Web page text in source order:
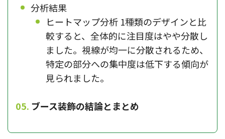
分析結果
ヒートマップ分析 1種類のデザインと比
較すると、全体的に注目度はやや分散し
ました。視線が均一に分散されるため、
特定の部分への集中度は低下する傾向が
見られました。
ブース装飾の結論とまとめ